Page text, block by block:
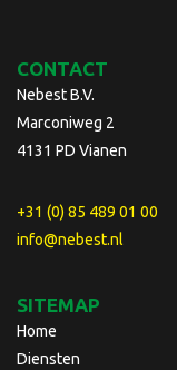
CONTACT
Nebest B.V.
Marconiweg 2
4131 PD Vianen
+31 (0) 85 489 01 00
info@nebest.nl
SITEMAP
Home
Diensten